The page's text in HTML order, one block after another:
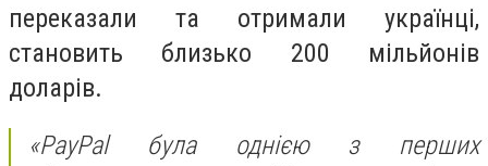
переказали та отримали українці,
становить близько 200 мільйонів
доларів.
«PayPal була однією з перших